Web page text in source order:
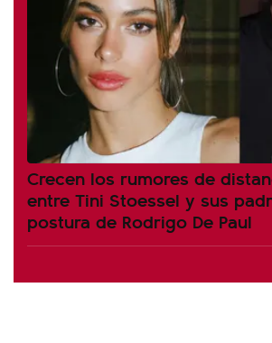
Crecen los rumores de
entre Tini Stoessel y sus
postura de Rodrigo De Paul